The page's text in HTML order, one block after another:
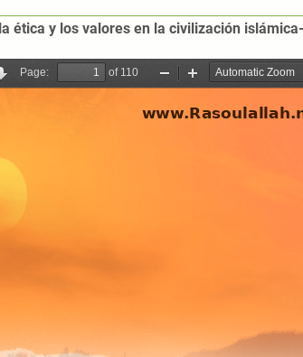
ética y los valores en la civilización